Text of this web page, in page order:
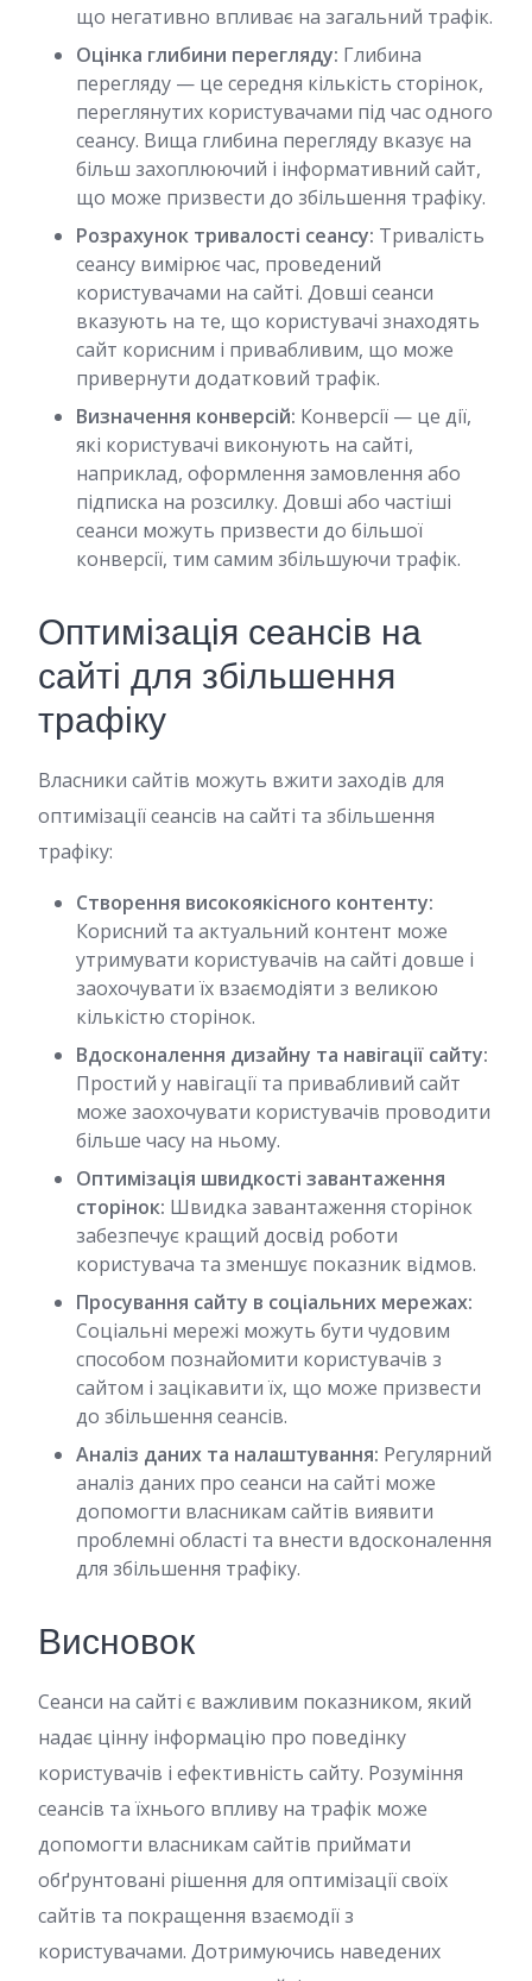
що негативно впливає на загальний трафік.
Оцінка глибини перегляду: Глибина
перегляду — це середня кількість сторінок,
переглянутих користувачами під час одного
сеансу. Вища глибина перегляду вказує на
більш захоплюючий і інформативний сайт,
що може призвести до збільшення трафіку.
Розрахунок тривалості сеансу: Тривалість
сеансу вимірює час, проведений
користувачами на сайті. Довші сеанси
вказують на те, що користувачі знаходять
сайт корисним і привабливим, що може
привернути додатковий трафік.
Визначення конверсій: Конверсії — це дії,
які користувачі виконують на сайті,
наприклад, оформлення замовлення або
підписка на розсилку. Довші або частіші
сеанси можуть призвести до більшої
конверсії, тим самим збільшуючи трафік.
Оптимізація сеансів на
сайті для збільшення
трафіку
Власники сайтів можуть вжити заходів для
оптимізації сеансів на сайті та збільшення
трафіку:
Створення високоякісного контенту:
Корисний та актуальний контент може
утримувати користувачів на сайті довше і
заохочувати їх взаємодіяти з великою
кількістю сторінок.
Вдосконалення дизайну та навігації сайту:
Простий у навігації та привабливий сайт
може заохочувати користувачів проводити
більше часу на ньому.
Оптимізація швидкості завантаження
сторінок: Швидка завантаження сторінок
забезпечує кращий досвід роботи
користувача та зменшує показник відмов.
Просування сайту в соціальних мережах:
Соціальні мережі можуть бути чудовим
способом познайомити користувачів з
сайтом і зацікавити їх, що може призвести
до збільшення сеансів.
Аналіз даних та налаштування: Регулярний
аналіз даних про сеанси на сайті може
допомогти власникам сайтів виявити
проблемні області та внести вдосконалення
для збільшення трафіку.
Висновок
Сеанси на сайті є важливим показником, який
надає цінну інформацію про поведінку
користувачів і ефективність сайту. Розуміння
сеансів та їхнього впливу на трафік може
допомогти власникам сайтів приймати
обґрунтовані рішення для оптимізації своїх
сайтів та покращення взаємодії з
користувачами. Дотримуючись наведених